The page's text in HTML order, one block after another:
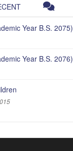
Year B.S. 2075)
Year B.S. 2076)